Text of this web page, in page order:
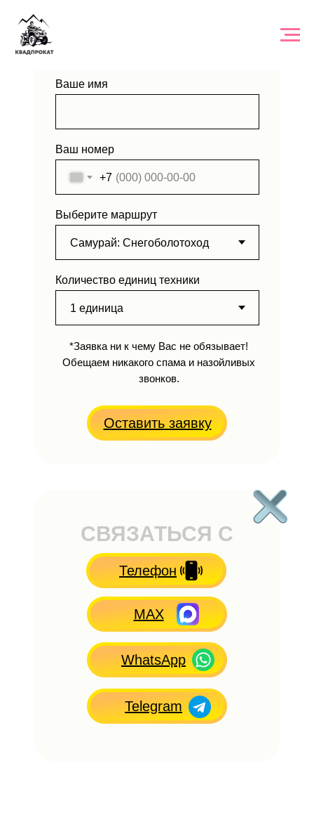
Оставить заявку
*Заявка ни к чему Вас не обязывает!
Обещаем никакого спама и назойливых
звонков.
Ваше имя
Ваш номер
+7
Выберите маршрут
Количество единиц техники
СВЯЗАТЬСЯ С
НАМИ
Telegram
WhatsApp
MAX
Телефон